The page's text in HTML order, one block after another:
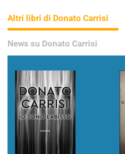
Altri libri di Donato Carrisi
News su Donato Carrisi